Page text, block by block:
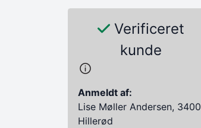
Verificeret
kunde
Anmeldt af:
Lise Møller Andersen, 3400
Hillerød